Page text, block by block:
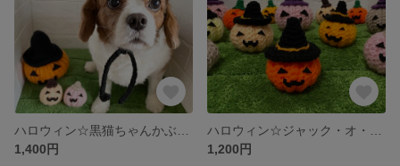
1,400円
1,200円